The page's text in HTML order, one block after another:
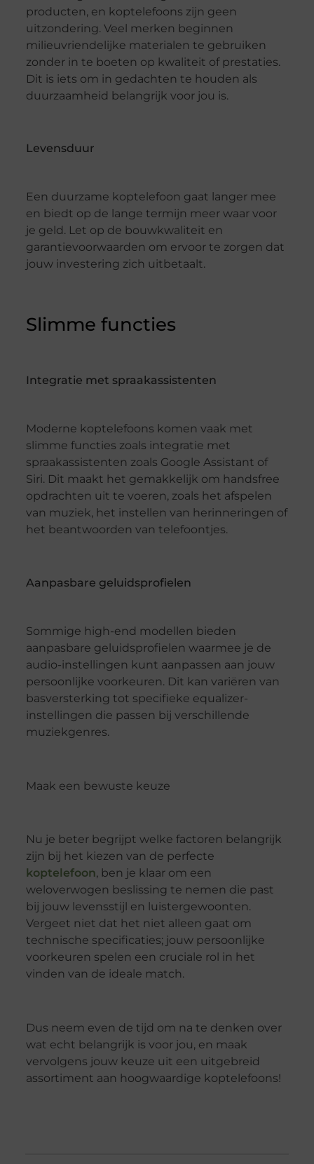
producten, en koptelefoons zijn geen
uitzondering. Veel merken beginnen
milieuvriendelijke materialen te gebruiken
zonder in te boeten op kwaliteit of prestaties.
Dit is iets om in gedachten te houden als
duurzaamheid belangrijk voor jou is.
Levensduur
Een duurzame koptelefoon gaat langer mee
en biedt op de lange termijn meer waar voor
je geld. Let op de bouwkwaliteit en
garantievoorwaarden om ervoor te zorgen dat
jouw investering zich uitbetaalt.
Slimme functies
Integratie met spraakassistenten
Moderne koptelefoons komen vaak met
slimme functies zoals integratie met
spraakassistenten zoals Google Assistant of
Siri. Dit maakt het gemakkelijk om handsfree
opdrachten uit te voeren, zoals het afspelen
van muziek, het instellen van herinneringen of
het beantwoorden van telefoontjes.
Aanpasbare geluidsprofielen
Sommige high-end modellen bieden
aanpasbare geluidsprofielen waarmee je de
audio-instellingen kunt aanpassen aan jouw
persoonlijke voorkeuren. Dit kan variëren van
basversterking tot specifieke equalizer-
instellingen die passen bij verschillende
muziekgenres.
Maak een bewuste keuze
Nu je beter begrijpt welke factoren belangrijk
zijn bij het kiezen van de perfecte
koptelefoon, ben je klaar om een
weloverwogen beslissing te nemen die past
bij jouw levensstijl en luistergewoonten.
Vergeet niet dat het niet alleen gaat om
technische specificaties; jouw persoonlijke
voorkeuren spelen een cruciale rol in het
vinden van de ideale match.
Dus neem even de tijd om na te denken over
wat echt belangrijk is voor jou, en maak
vervolgens jouw keuze uit een uitgebreid
assortiment aan hoogwaardige koptelefoons!